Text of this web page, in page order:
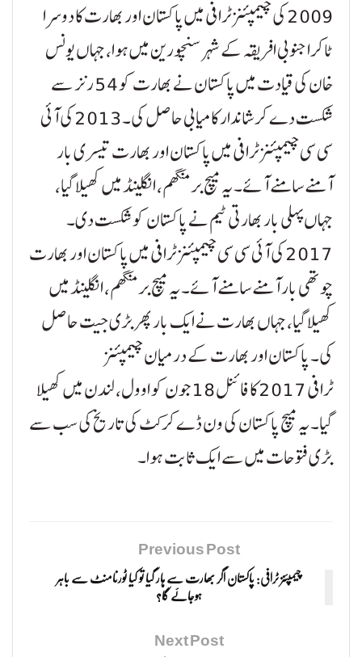
2009 کی چیمپئنز ٹرافی میں پاکستان اور بھارت کا دوسرا
ٹاکرا جنوبی افریقہ کے شہر سنچورین میں ہوا، جہاں یونس
خان کی قیادت میں پاکستان نے بھارت کو 54 رنز سے
شکست دے کر شاندار کامیابی حاصل کی۔ 2013 کی آئی
سی سی چیمپئنز ٹرافی میں پاکستان اور بھارت تیسری بار
آمنے سامنے آئے۔ یہ میچ برمنگھم، انگلینڈ میں کھیلا گیا،
جہاں پہلی بار بھارتی ٹیم نے پاکستان کو شکست دی۔
2017 کی آئی سی سی چیمپئنز ٹرافی میں پاکستان اور بھارت
چوتھی بار آمنے سامنے آئے۔ یہ میچ برمنگھم، انگلینڈ میں
کھیلا گیا، جہاں بھارت نے ایک بار پھر بڑی جیت حاصل
کی۔ پاکستان اور بھارت کے درمیان چیمپئنز
ٹرافی 2017 کا فائنل 18 جون کو اوول، لندن میں کھیلا
گیا۔ یہ میچ پاکستان کی ون ڈے کرکٹ کی تاریخ کی سب سے
بڑی فتوحات میں سے ایک ثابت ہوا۔
Previous Post
چیمپئنز ٹرافی: پاکستان اگر بھارت سے ہار گیا تو کیا ٹورنامنٹ سے باہر
ہوجائے گا؟
Next Post